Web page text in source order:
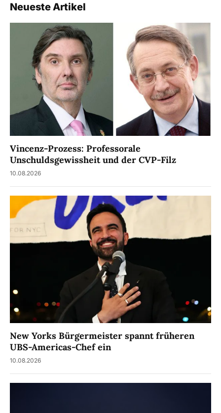
Neueste Artikel
Vincenz-Prozess: Professorale
Unschuldsgewissheit und der CVP-Filz
10.08.2026
New Yorks Bürgermeister spannt früheren
UBS-Americas-Chef ein
10.08.2026